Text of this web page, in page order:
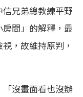
兄弟總教練平野
間」的解釋，最
，故維持原判，
沒畫面看也沒辦